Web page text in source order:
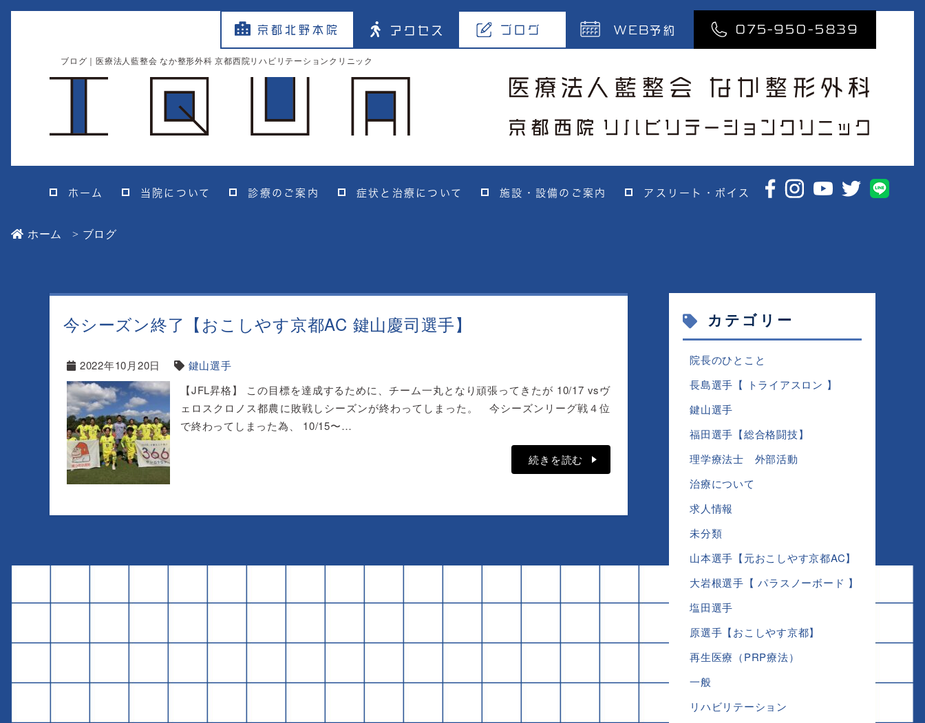
京都北野本院 アクセス ブログ WEB予約 075-950-5839
ホーム 当院について 診療のご案内 症状と治療について 施設・設備のご案内 アスリート・ボイス
ブログ｜医療法人藍整会 なか整形外科 京都西院リハビリテーションクリニック
ホーム ブログ
今シーズン終了【おこしやす京都AC 鍵山慶司選手】
2022年10月20日
鍵山選手
【JFL昇格】 この目標を達成するために、チーム一丸となり頑張ってきたが 10/17 vsヴ
ェロスクロノス都農に敗戦しシーズンが終わってしまった。 今シーズンリーグ戦４位
で終わってしまった為、 10/15〜…
続きを読む
カテゴリー
院長のひとこと
長島選手【 トライアスロン 】
鍵山選手
福田選手【総合格闘技】
理学療法士 外部活動
治療について
求人情報
未分類
山本選手【元おこしやす京都AC】
大岩根選手【 パラスノーボード 】
塩田選手
原選手【おこしやす京都】
再生医療（PRP療法）
一般
リハビリテーション